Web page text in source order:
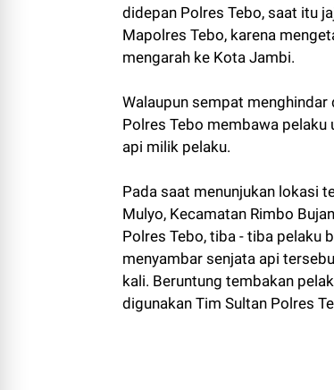
didepan Polres Tebo, saat itu
Mapolres Tebo, karena
mengarah ke Kota Jambi.
Walaupun sempat
Polres Tebo membawa
api milik pelaku.
Pada saat menunjukan lokasi
Mulyo, Kecamatan Rimbo
Polres Tebo, tiba - tiba pelaku
menyambar senjata api
kali. Beruntung tembakan
digunakan Tim Sultan Polres